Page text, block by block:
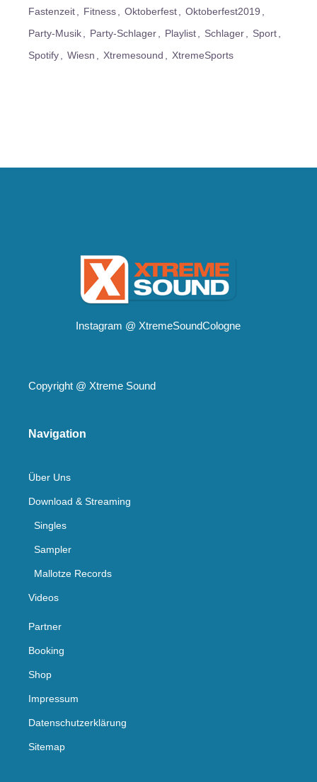
Fastenzeit Fitness Oktoberfest
Oktoberfest2019
Party-Musik
Party-Schlager Playlist Schlager
Sport
Spotify
Wiesn Xtremesound XtremeSports
Instagram @ XtremeSoundCologne
Copyright @ Xtreme Sound
Navigation
Über Uns
Download & Streaming
Singles
Sampler
Mallotze Records
Videos
Partner
Booking
Shop
Impressum
Datenschutzerklärung
Sitemap